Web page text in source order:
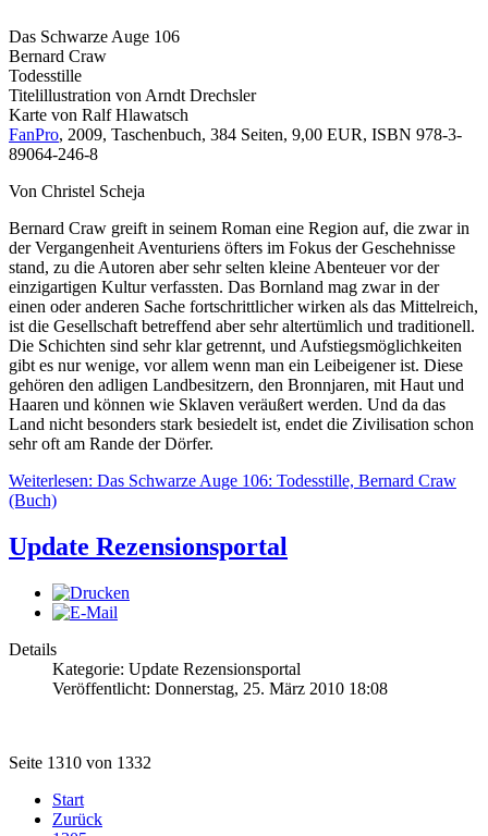
Das Schwarze Auge 106
Bernard Craw
Todesstille
Titelillustration von Arndt Drechsler
Karte von Ralf Hlawatsch
FanPro, 2009, Taschenbuch, 384 Seiten, 9,00 EUR, ISBN 978-3-
89064-246-8
Von Christel Scheja
Bernard Craw greift in seinem Roman eine Region auf, die zwar in
der Vergangenheit Aventuriens öfters im Fokus der Geschehnisse
stand, zu die Autoren aber sehr selten kleine Abenteuer vor der
einzigartigen Kultur verfassten. Das Bornland mag zwar in der
einen oder anderen Sache fortschrittlicher wirken als das Mittelreich,
ist die Gesellschaft betreffend aber sehr altertümlich und traditionell.
Die Schichten sind sehr klar getrennt, und Aufstiegsmöglichkeiten
gibt es nur wenige, vor allem wenn man ein Leibeigener ist. Diese
gehören den adligen Landbesitzern, den Bronnjaren, mit Haut und
Haaren und können wie Sklaven veräußert werden. Und da das
Land nicht besonders stark besiedelt ist, endet die Zivilisation schon
sehr oft am Rande der Dörfer.
Weiterlesen: Das Schwarze Auge 106: Todesstille, Bernard Craw
(Buch)
Update Rezensionsportal
Details
Kategorie: Update Rezensionsportal
Veröffentlicht: Donnerstag, 25. März 2010 18:08
Seite 1310 von 1332
Start
Zurück